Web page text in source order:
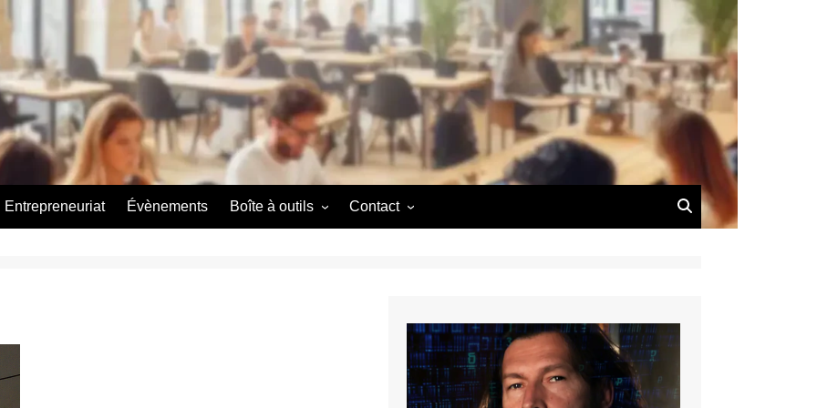
Entrepreneuriat Évènements Boîte à outils Contact